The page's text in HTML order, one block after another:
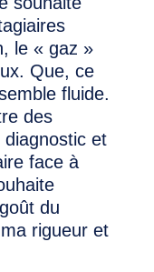
le « gaz »
Que, ce
fluide.
des
et
face à
du
rigueur et